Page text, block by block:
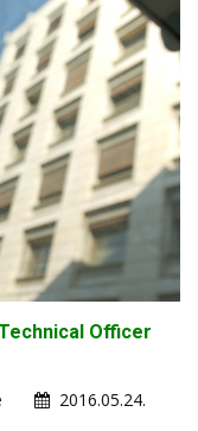
Officer
2016.05.24.